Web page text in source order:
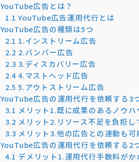
YouTube広告とは？
1.1 YouTube広告運用代行とは
YouTube広告の種類は5つ
2.1 1.インストリーム広告
2.2 2.バンパー広告
2.3 3.ディスカバリー広告
2.4 4.マストヘッド広告
2.5 5.アウトストリーム広告
YouTube広告の運用代行を依頼する3
3.1 メリット1.既に成果のあるノウ
3.2 メリット2.リソース不足を負担し
3.3 メリット3.他の広告との連動も可
YouTube広告の運用代行を依頼する2
4.1 デメリット1.運用代行手数料がか